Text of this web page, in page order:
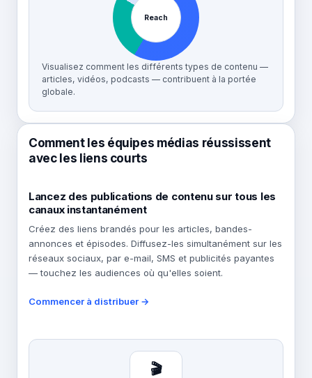
Reach
Visualisez comment les différents types de contenu —
articles, vidéos, podcasts — contribuent à la portée
globale.
Comment les équipes médias réussissent
avec les liens courts
Lancez des publications de contenu sur tous les
canaux instantanément
Créez des liens brandés pour les articles, bandes-
annonces et épisodes. Diffusez-les simultanément sur les
réseaux sociaux, par e-mail, SMS et publicités payantes
— touchez les audiences où qu'elles soient.
Commencer à distribuer →
🎬